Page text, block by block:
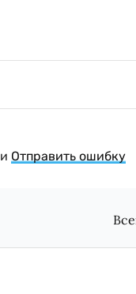
Отправить ошибку